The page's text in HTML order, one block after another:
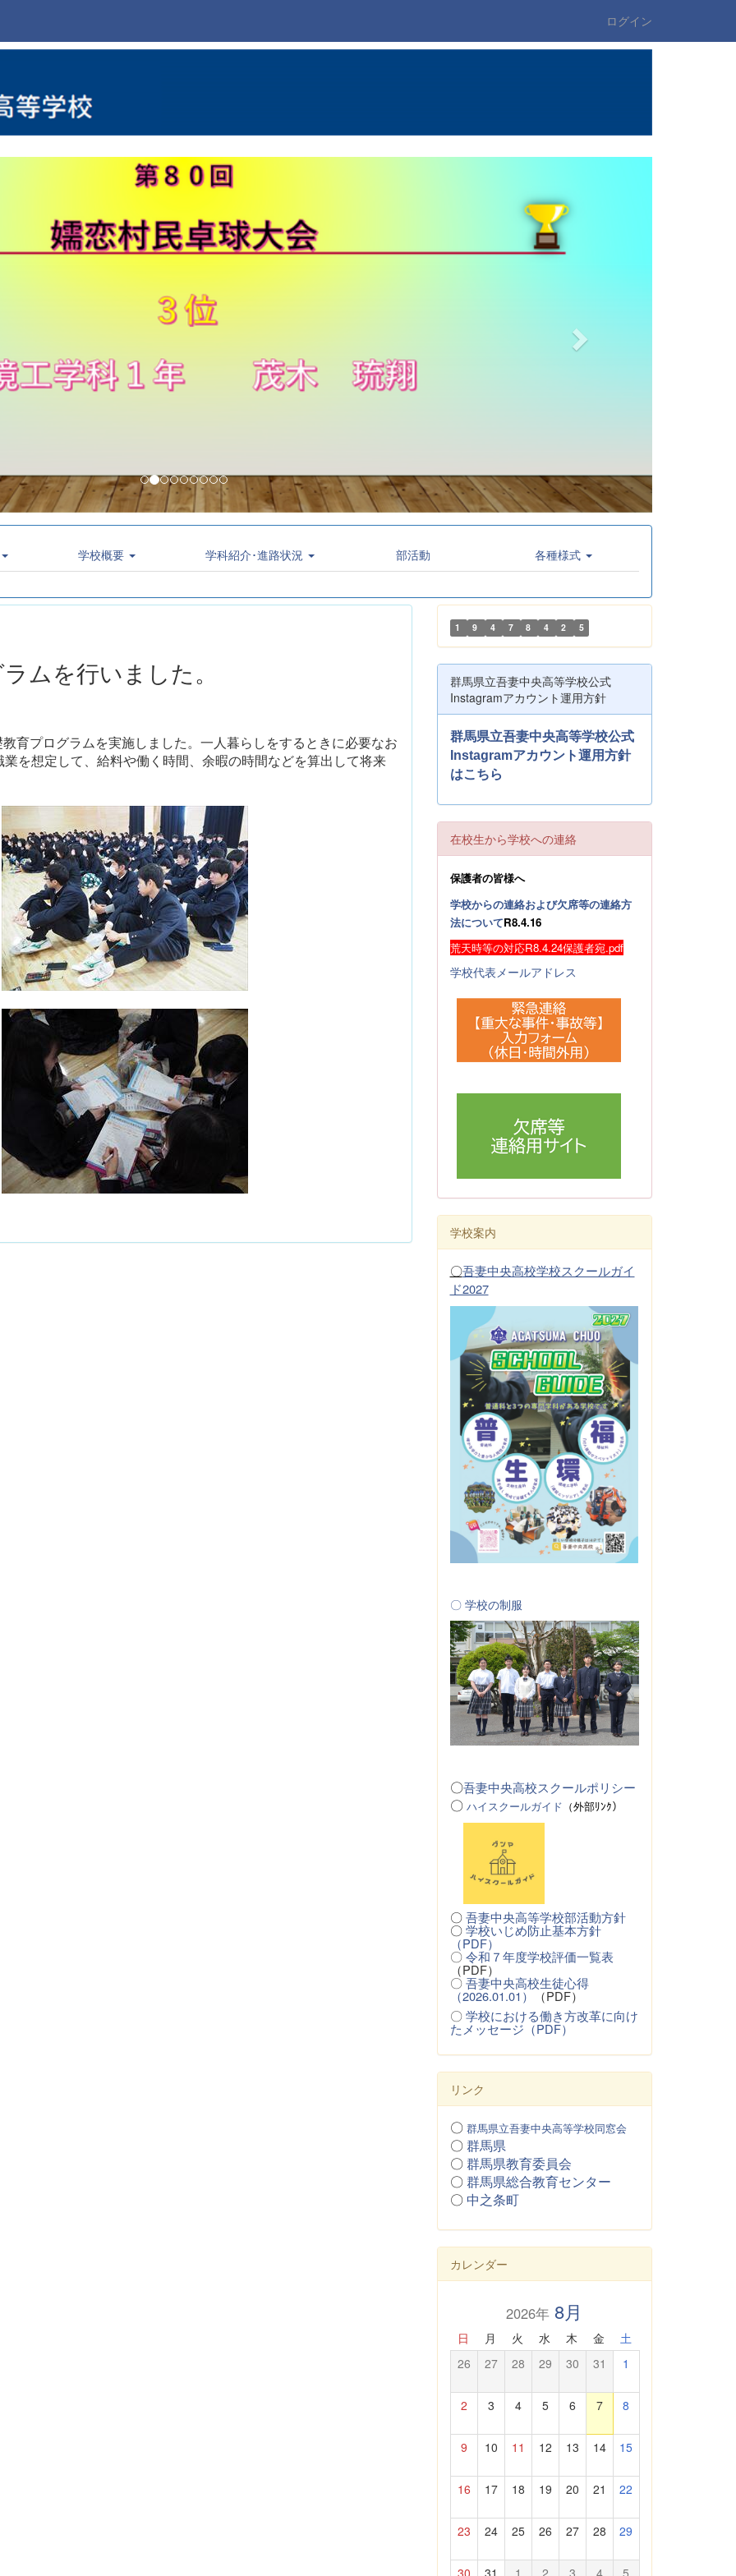
ログイン
学校概要 学科紹介･進路状況 部活動 各種様式
ムを行いました。
育プログラムを実施しました。一人暮らしをするときに必要なお
を想定して、給料や働く時間、余暇の時間などを算出して将来
1 9 4 7 8 4 2 5
群馬県立吾妻中央高等学校公式
Instagramアカウント運用方針
群馬県立吾妻中央高等学校公式
Instagramアカウント運用方針
はこちら
在校生から学校への連絡
保護者の皆様へ
学校からの連絡および欠席等の連絡方
法についてR8.4.16
荒天時等の対応R8.4.24保護者宛.pdf
学校代表メールアドレス
学校案内
〇吾妻中央高校学校スクールガイ
ド2027
〇 学校の制服
〇吾妻中央高校スクールポリシー
〇 ハイスクールガイド （外部ﾘﾝｸ）
〇吾妻中央高等学校部活動方針
〇学校いじめ防止基本方針
（PDF）
〇令和７年度学校評価一覧表
（PDF）
〇吾妻中央高校生徒心得
（2026.01.01）
（PDF）
〇学校における働き方改革に向け
たメッセージ（PDF）
リンク
〇 群馬県立吾妻中央高等学校同窓会
〇 群馬県
〇 群馬県教育委員会
〇 群馬県総合教育センター
〇 中之条町
カレンダー
2026年 8月
日 月 火 水 木 金 土
26 27 28 29 30 31 1
2 3 4 5 6 7 8
9 10 11 12 13 14 15
16 17 18 19 20 21 22
23 24 25 26 27 28 29
30 31 1 2 3 4 5